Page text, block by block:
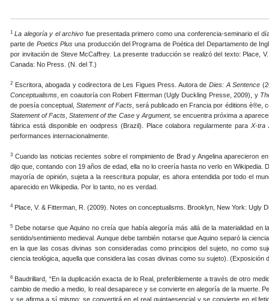
1 La alegoría y el archivo fue presentada primero como una conferencia-seminario el
parte de Poetics Plusuna producción del Programa de Poética del Departamento de
por invitación de Steve McCaffrey. La presente traducción se realizó del texto: Place,
Canada: No Press. (N. del T.)
2 Escritora, abogada y codirectora de Les Figues Press. Autora de Dies: A Sentence
Conceptualisms , en coautoría con Robert Fitterman (Ugly Duckling Presse, 2009), y
de poesía conceptual,Statement of Facts, será publicado en Francia por éditions è®e,
Statement of Facts ,Statement of the Casey Argument, se encuentra próxima a
fábrica está disponible en oodpress (Brazil). Place colabora regularmente para X-tra
performances internacionalmente.
3 Cuando las noticias recientes sobre el rompimiento de Brad y Angelina aparecieron
dijo que, contando con 19 años de edad, ella no lo creería hasta no verlo en Wikipedia.
mayoría de opinión, sujeta a la reescritura popular, es ahora entendida por todo el
aparecido en Wikipedia. Por lo tanto, no es verdad.
4Place, V. & Fitterman, R. (2009). Notes on conceptualisms. Brooklyn, New York: Ugly
5
Debe notarse que Aquino no creía que había alegoría más allá de la materialidad
sentido/sentimiento medieval. Aunque debe también notarse que Aquino separó la
en la que las cosas divinas son consideradas como principios del sujeto, no como
ciencia teológica, aquella que considera las cosas divinas como su sujeto). (Exposición
6 Baudrillard, “En la duplicación exacta de lo Real, preferiblemente a través de otro
cambio de medio a medio, lo real desaparece y se convierte en alegoría de la muerte.
y se afirma a sí mismo; se convertirá en el real quintaesencial y se convierte en el